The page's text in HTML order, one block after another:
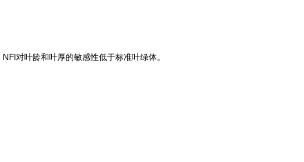
NFI对叶龄和叶厚的敏感性低于标准叶绿体。